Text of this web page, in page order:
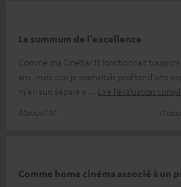
Le summum de l'excellence
Comme ma Cinebar 11 fonctionnait
ans, mais que je souhaitais profiter d'une
m'en suis séparé e
Lire l’évaluation
Manuel M.
Comme home cinéma associé à un